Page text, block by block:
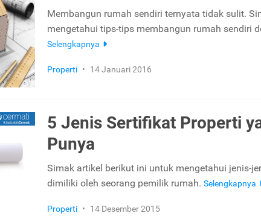
Membangun rumah sendiri ternyata tidak sulit.
mengetahui tips-tips membangun rumah sendiri
Selengkapnya
Properti • 14 Januari 2016
5 Jenis Sertifikat Properti
Punya
Simak artikel berikut ini untuk mengetahui jenis-
dimiliki oleh seorang pemilik rumah. Selengkapnya
Properti • 14 Desember 2015